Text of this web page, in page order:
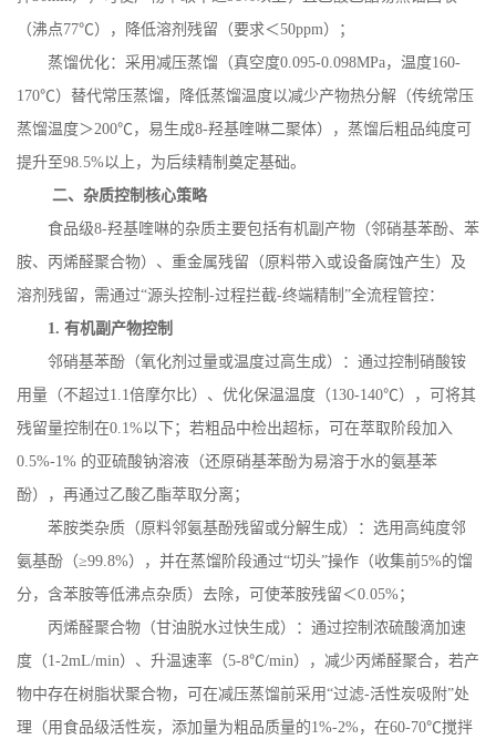
（沸点77℃），降低溶剂残留（要求＜50ppm）；
蒸馏优化：采用减压蒸馏（真空度0.095-0.098MPa，温度160-
170℃）替代常压蒸馏，降低蒸馏温度以减少产物热分解（传统常压
蒸馏温度＞200℃，易生成8-羟基喹啉二聚体），蒸馏后粗品纯度可
提升至98.5%以上，为后续精制奠定基础。
二、杂质控制核心策略
食品级8-羟基喹啉的杂质主要包括有机副产物（邻硝基苯酚、苯
胺、丙烯醛聚合物）、重金属残留（原料带入或设备腐蚀产生）及
溶剂残留，需通过“源头控制 -过程拦截-终端精制”全流程管控：
1.有机副产物控制
邻硝基苯酚（氧化剂过量或温度过高生成）：通过控制硝酸铵
用量（不超过1.1 倍摩尔比）、优化保温温度（130-140℃），可将其
残留量控制在0.1%以下；若粗品中检出超标，可在萃取阶段加入
0.5%-1% 的亚硫酸钠溶液（还原硝基苯酚为易溶于水的氨基苯
酚），再通过乙酸乙酯萃取分离；
苯胺类杂质（原料邻氨基酚残留或分解生成）：选用高纯度邻
氨基酚（≥99.8%），并在蒸馏阶段通过“切头”操作（收集前5%的馏
分，含苯胺等低沸点杂质）去除，可使苯胺残留＜0.05%；
丙烯醛聚合物（甘油脱水过快生成）：通过控制浓硫酸滴加速
度（1-2mL/min）、升温速率（5-8℃/min），减少丙烯醛聚合，若产
物中存在树脂状聚合物，可在减压蒸馏前采用“过滤-活性炭吸附”处
理（用食品级活性炭，添加量为粗品质量的1%-2%，在60-70℃搅拌